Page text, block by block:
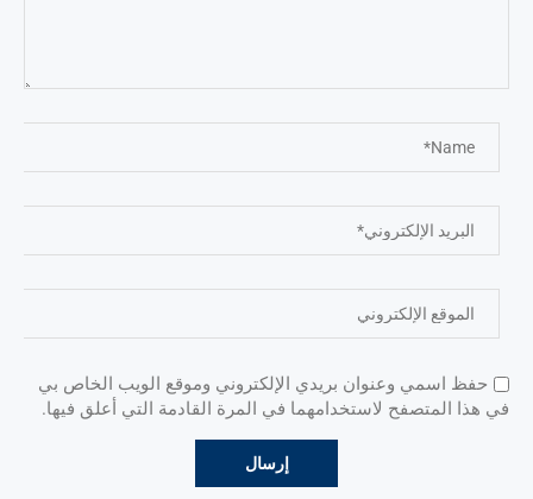
حفظ اسمي وعنوان بريدي الإلكتروني وموقع الويب الخاص بي
في هذا المتصفح لاستخدامهما في المرة القادمة التي أعلق فيها.